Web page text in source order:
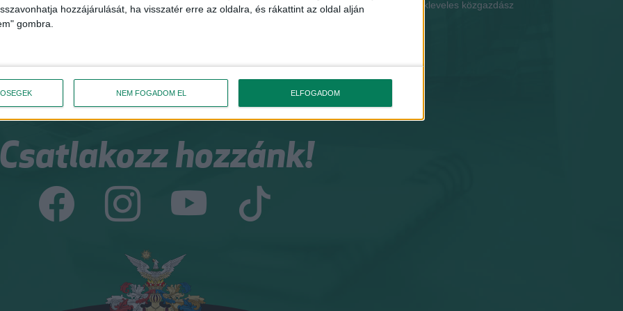
hozzájárulását, ha visszatér erre az oldalra, és rákattint az oldal alján
gombra.
NEM FOGADOM EL ELFOGADOM
jogi szakokleveles közgazdász
Csatlakozz hozzánk!